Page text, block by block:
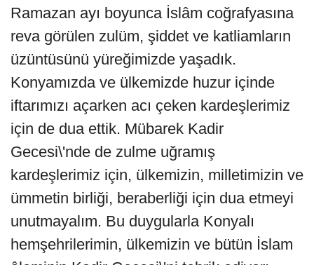
Ramazan ayı boyunca İslâm coğrafyasına
reva görülen zulüm, şiddet ve katliamların
üzüntüsünü yüreğimizde yaşadık.
Konyamızda ve ülkemizde huzur içinde
iftarımızı açarken acı çeken kardeşlerimiz
için de dua ettik. Mübarek Kadir
Gecesi\'nde de zulme uğramış
kardeşlerimiz için, ülkemizin, milletimizin ve
ümmetin birliği, beraberliği için dua etmeyi
unutmayalım. Bu duygularla Konyalı
hemşehrilerimin, ülkemizin ve bütün İslam